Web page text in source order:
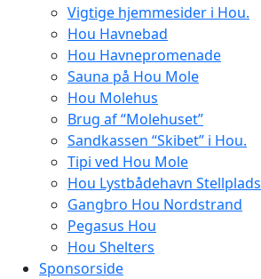
Vigtige hjemmesider i Hou.
Hou Havnebad
Hou Havnepromenade
Sauna på Hou Mole
Hou Molehus
Brug af “Molehuset”
Sandkassen “Skibet” i Hou.
Tipi ved Hou Mole
Hou Lystbådehavn Stellplads
Gangbro Hou Nordstrand
Pegasus Hou
Hou Shelters
Sponsorside